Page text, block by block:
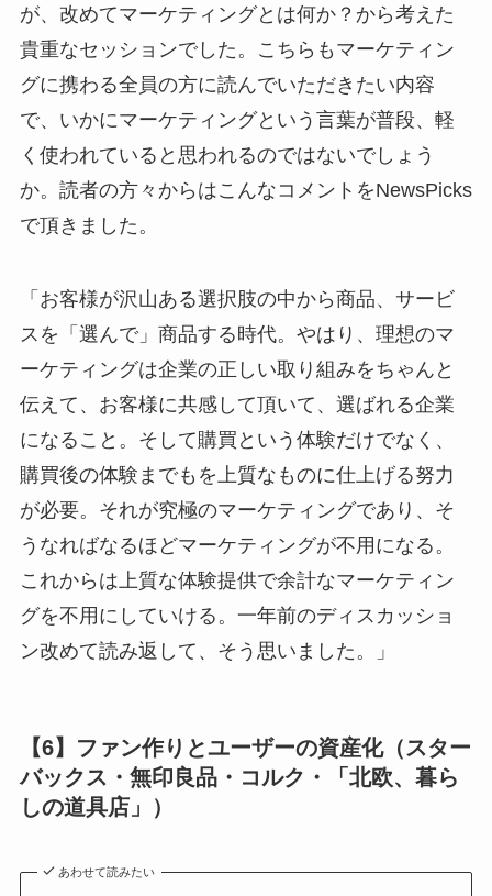
が、改めてマーケティングとは何か？から考えた
貴重なセッションでした。こちらもマーケティン
グに携わる全員の方に読んでいただきたい内容
で、いかにマーケティングという言葉が普段、軽
く使われていると思われるのではないでしょう
か。読者の方々からはこんなコメントをNewsPicks
で頂きました。
「お客様が沢山ある選択肢の中から商品、サービ
スを「選んで」商品する時代。やはり、理想のマ
ーケティングは企業の正しい取り組みをちゃんと
伝えて、お客様に共感して頂いて、選ばれる企業
になること。そして購買という体験だけでなく、
購買後の体験までもを上質なものに仕上げる努力
が必要。それが究極のマーケティングであり、そ
うなればなるほどマーケティングが不用になる。
これからは上質な体験提供で余計なマーケティン
グを不用にしていける。一年前のディスカッショ
ン改めて読み返して、そう思いました。」
【6】ファン作りとユーザーの資産化（スター
バックス・無印良品・コルク・「北欧、暮ら
しの道具店」）
あわせて読みたい